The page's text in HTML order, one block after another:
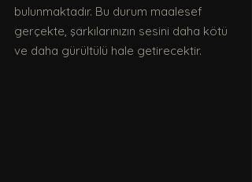
bulunmaktadır. Bu durum maalesef
gerçekte, şarkılarınızın sesini daha kötü
ve daha gürültülü hale getirecektir.